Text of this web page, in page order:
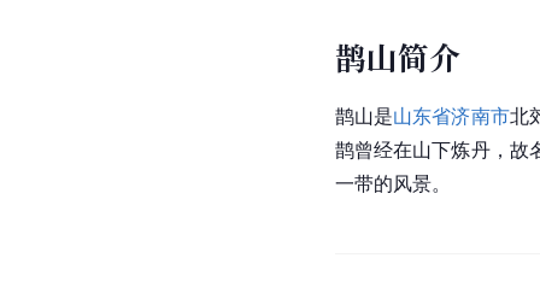
鹊山简介
鹊山是山东省济南市北
鹊曾经在山下炼丹，故
一带的风景。